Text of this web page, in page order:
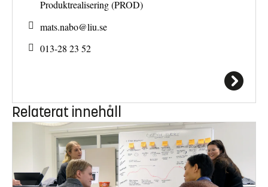
Produktrealisering (PROD)
mats.nabo@liu.se
013-28 23 52
Relaterat innehåll